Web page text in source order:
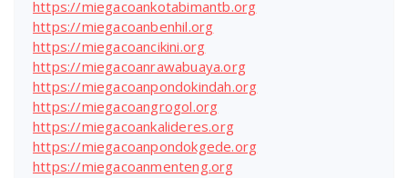
https://miegacoankotabimantb.org
https://miegacoanbenhil.org
https://miegacoancikini.org
https://miegacoanrawabuaya.org
https://miegacoanpondokindah.org
https://miegacoangrogol.org
https://miegacoankalideres.org
https://miegacoanpondokgede.org
https://miegacoanmenteng.org